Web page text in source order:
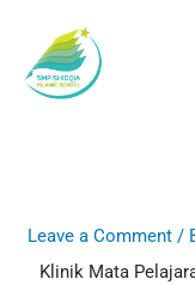
content
Leave a Comment /
Klinik Mata